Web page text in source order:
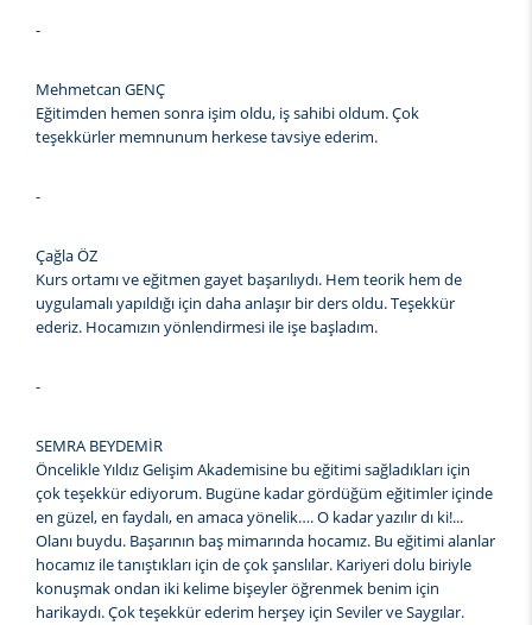
-
Mehmetcan GENÇ
Eğitimden hemen sonra işim oldu, iş sahibi oldum. Çok
teşekkürler memnunum herkese tavsiye ederim.
-
Çağla ÖZ
Kurs ortamı ve eğitmen gayet başarılıydı. Hem teorik hem de
uygulamalı yapıldığı için daha anlaşır bir ders oldu. Teşekkür
ederiz. Hocamızın yönlendirmesi ile işe başladım.
-
SEMRA BEYDEMİR
Öncelikle Yıldız Gelişim Akademisine bu eğitimi sağladıkları için
çok teşekkür ediyorum. Bugüne kadar gördüğüm eğitimler içinde
en güzel, en faydalı, en amaca yönelik…. O kadar yazılır dı ki!...
Olanı buydu. Başarının baş mimarında hocamız. Bu eğitimi alanlar
hocamız ile tanıştıkları için de çok şanslılar. Kariyeri dolu biriyle
konuşmak ondan iki kelime bişeyler öğrenmek benim için
harikaydı. Çok teşekkür ederim herşey için Seviler ve Saygılar.